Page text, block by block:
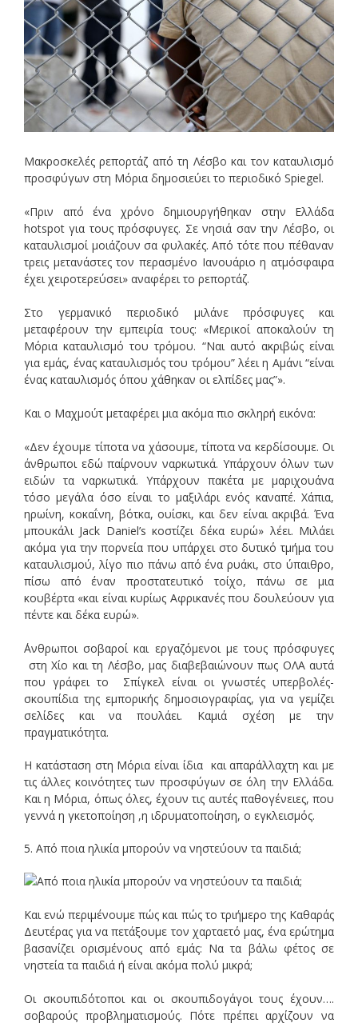
Μακροσκελές ρεπορτάζ από τη Λέσβο και τον καταυλισμό
προσφύγων στη Μόρια δημοσιεύει το περιοδικό Spiegel.
«Πριν από ένα χρόνο δημιουργήθηκαν στην Ελλάδα
hotspot για τους πρόσφυγες. Σε νησιά σαν την Λέσβο, οι
καταυλισμοί μοιάζουν σα φυλακές. Από τότε που πέθαναν
τρεις μετανάστες τον περασμένο Ιανουάριο η ατμόσφαιρα
έχει χειροτερεύσει» αναφέρει το ρεπορτάζ.
Στο γερμανικό περιοδικό μιλάνε πρόσφυγες και
μεταφέρουν την εμπειρία τους: «Μερικοί αποκαλούν τη
Μόρια καταυλισμό του τρόμου. “Ναι αυτό ακριβώς είναι
για εμάς, ένας καταυλισμός του τρόμου” λέει η Αμάνι “είναι
ένας καταυλισμός όπου χάθηκαν οι ελπίδες μας”».
Και ο Μαχμούτ μεταφέρει μια ακόμα πιο σκληρή εικόνα:
«Δεν έχουμε τίποτα να χάσουμε, τίποτα να κερδίσουμε. Οι
άνθρωποι εδώ παίρνουν ναρκωτικά. Υπάρχουν όλων των
ειδών τα ναρκωτικά. Υπάρχουν πακέτα με μαριχουάνα
τόσο μεγάλα όσο είναι το μαξιλάρι ενός καναπέ. Χάπια,
ηρωίνη, κοκαΐνη, βότκα, ουίσκι, και δεν είναι ακριβά. Ένα
μπουκάλι Jack Daniel’s κοστίζει δέκα ευρώ» λέει. Μιλάει
ακόμα για την πορνεία που υπάρχει στο δυτικό τμήμα του
καταυλισμού, λίγο πιο πάνω από ένα ρυάκι, στο ύπαιθρο,
πίσω από έναν προστατευτικό τοίχο, πάνω σε μια
κουβέρτα «και είναι κυρίως Αφρικανές που δουλεύουν για
πέντε και δέκα ευρώ».
΄Ανθρωποι σοβαροί και εργαζόμενοι με τους πρόσφυγες
στη Χίο και τη Λέσβο, μας διαβεβαιώνουν πως ΟΛΑ αυτά
που γράφει το Σπίγκελ είναι οι γνωστές υπερβολές-
σκουπίδια της εμπορικής δημοσιογραφίας, για να γεμίζει
σελίδες και να πουλάει. Καμιά σχέση με την
πραγματικότητα.
Η κατάσταση στη Μόρια είναι ίδια και απαράλλαχτη και με
τις άλλες κοινότητες των προσφύγων σε όλη την Ελλάδα.
Και η Μόρια, όπως όλες, έχουν τις αυτές παθογένειες, που
γεννά η γκετοποίηση ,η ιδρυματοποίηση, ο εγκλεισμός.
5. Από ποια ηλικία μπορούν να νηστεύουν τα παιδιά;
Και ενώ περιμένουμε πώς και πώς το τριήμερο της Καθαράς
Δευτέρας για να πετάξουμε τον χαρταετό μας, ένα ερώτημα
βασανίζει ορισμένους από εμάς: Να τα βάλω φέτος σε
νηστεία τα παιδιά ή είναι ακόμα πολύ μικρά;
Οι σκουπιδότοποι και οι σκουπιδογάγοι τους έχουν….
σοβαρούς προβληματισμούς. Πότε πρέπει αρχίζουν να